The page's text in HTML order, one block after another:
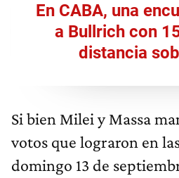
En CABA, una
a Bullrich con
distancia
Si bien Milei y Massa
votos que lograron en
domingo 13 de